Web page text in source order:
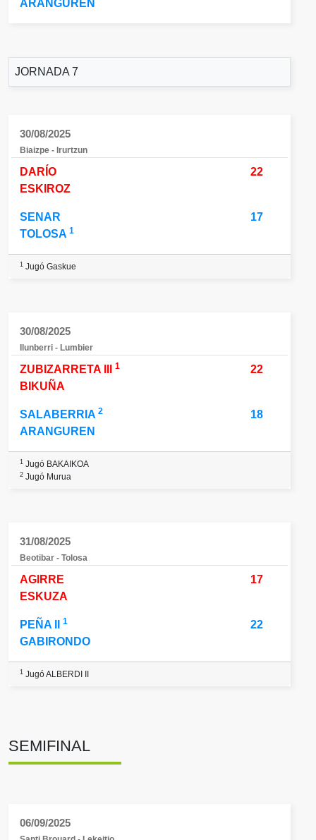
ARANGUREN
JORNADA 7
30/08/2025
Biaizpe - Irurtzun
DARÍO
ESKIROZ
22
SENAR
TOLOSA 1
17
1 Jugó Gaskue
30/08/2025
Ilunberri - Lumbier
ZUBIZARRETA III 1
BIKUÑA
22
SALABERRIA 2
ARANGUREN
18
1 Jugó BAKAIKOA
2 Jugó Murua
31/08/2025
Beotibar - Tolosa
AGIRRE
ESKUZA
17
PEÑA II 1
GABIRONDO
22
1 Jugó ALBERDI II
SEMIFINAL
06/09/2025